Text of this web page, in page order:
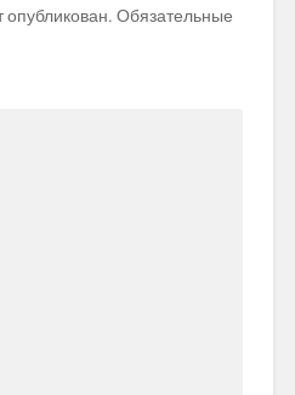
опубликован. Обязательные